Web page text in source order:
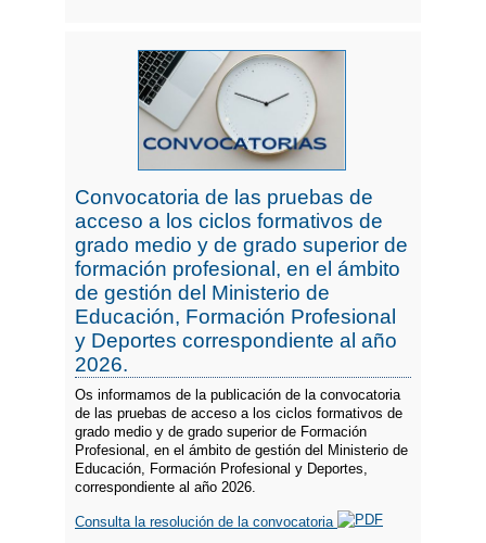
Convocatoria de las pruebas de
acceso a los ciclos formativos de
grado medio y de grado superior de
formación profesional, en el ámbito
de gestión del Ministerio de
Educación, Formación Profesional
y Deportes correspondiente al año
2026.
Os informamos de la publicación de la convocatoria
de las pruebas de acceso a los ciclos formativos de
grado medio y de grado superior de Formación
Profesional, en el ámbito de gestión del Ministerio de
Educación, Formación Profesional y Deportes,
correspondiente al año 2026.
Consulta la resolución de la convocatoria